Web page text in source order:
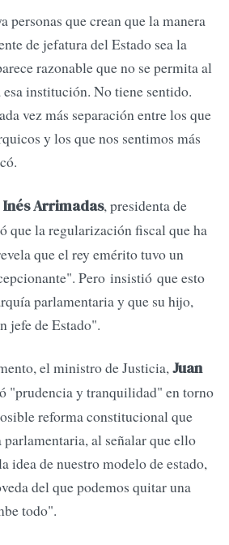
personas que crean que la manera
de jefatura del Estado sea la
razonable que no se permita al
institución. No tiene sentido.
vez más separación entre los que
y los que nos sentimos más
Inés Arrimadas, presidenta de
que la regularización fiscal que ha
que el rey emérito tuvo un
Pero insistió que esto
parlamentaria y que su hijo,
jefe de Estado".
el ministro de Justicia,Juan
"prudencia y tranquilidad" en torno
reforma constitucional que
al señalar que ello
idea de nuestro modelo de estado,
del que podemos quitar una
todo".